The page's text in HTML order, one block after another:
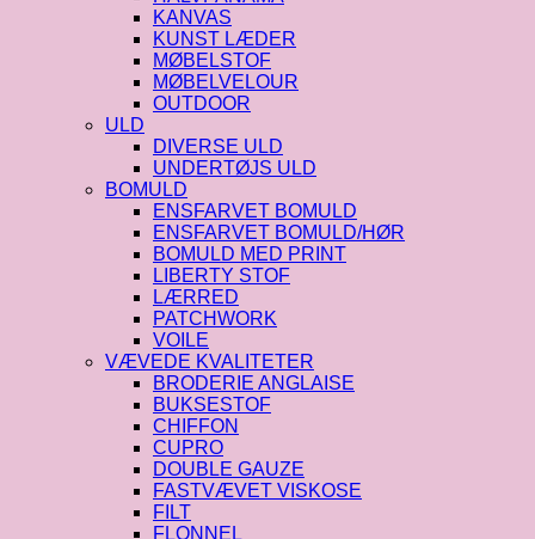
KANVAS
KUNST LÆDER
MØBELSTOF
MØBELVELOUR
OUTDOOR
ULD
DIVERSE ULD
UNDERTØJS ULD
BOMULD
ENSFARVET BOMULD
ENSFARVET BOMULD/HØR
BOMULD MED PRINT
LIBERTY STOF
LÆRRED
PATCHWORK
VOILE
VÆVEDE KVALITETER
BRODERIE ANGLAISE
BUKSESTOF
CHIFFON
CUPRO
DOUBLE GAUZE
FASTVÆVET VISKOSE
FILT
FLONNEL